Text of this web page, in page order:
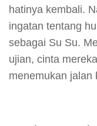
hatinya kembali.
ingatan tentang
sebagai Su Su.
ujian, cinta
menemukan jalan